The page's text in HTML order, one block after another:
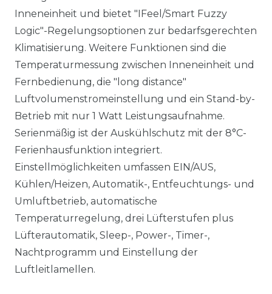
Inneneinheit und bietet "IFeel/Smart Fuzzy
Logic"-Regelungsoptionen zur bedarfsgerechten
Klimatisierung. Weitere Funktionen sind die
Temperaturmessung zwischen Inneneinheit und
Fernbedienung, die "long distance"
Luftvolumenstromeinstellung und ein Stand-by-
Betrieb mit nur 1 Watt Leistungsaufnahme.
Serienmäßig ist der Auskühlschutz mit der 8°C-
Ferienhausfunktion integriert.
Einstellmöglichkeiten umfassen EIN/AUS,
Kühlen/Heizen, Automatik-, Entfeuchtungs- und
Umluftbetrieb, automatische
Temperaturregelung, drei Lüfterstufen plus
Lüfterautomatik, Sleep-, Power-, Timer-,
Nachtprogramm und Einstellung der
Luftleitlamellen.